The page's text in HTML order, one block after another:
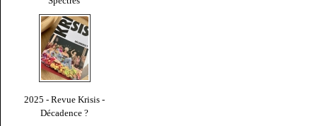
2025 - Revue Krisis -
Décadence ?